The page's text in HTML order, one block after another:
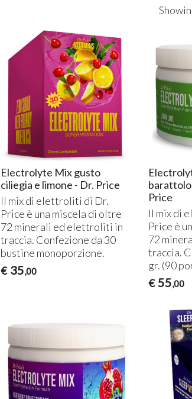
Electrolyte Mix gusto
ciliegia e limone - Dr. Price
Il mix di elettroliti di Dr.
Price è una miscela di oltre
72 minerali ed elettroliti in
traccia. Confezione da 30
bustine monoporzione.
€ 35,00
barattolo
Price
Il mix di
Price è
72
traccia.
gr. (90
€ 55,00